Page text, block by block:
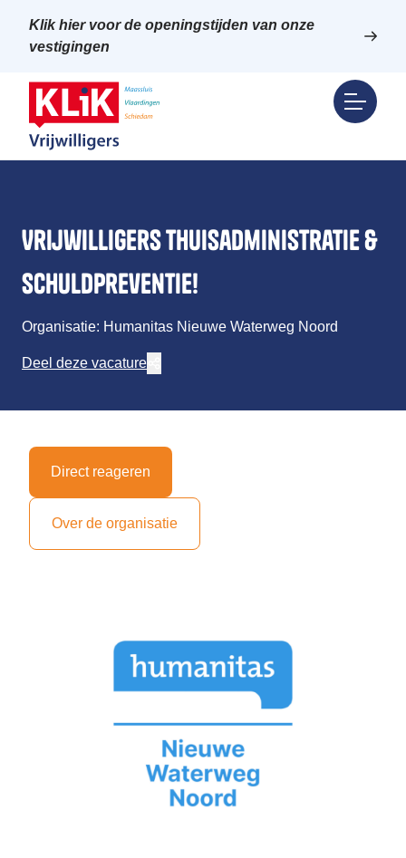
Klik hier voor de openingstijden van onze
vestigingen
Vrijwilligers Thuisadministratie &
Schuldpreventie!
Organisatie: Humanitas Nieuwe Waterweg Noord
Deel deze vacature
Direct reageren
Over de organisatie